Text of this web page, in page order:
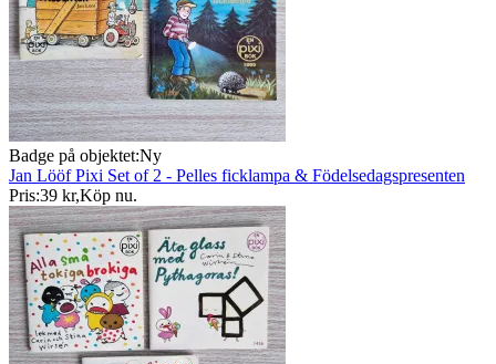
Badge på objektet:Ny
Jan Lööf Pixi Set of 2 - Pelles ficklampa & Födelsedagspresenten
Pris:39 kr,Köp nu.